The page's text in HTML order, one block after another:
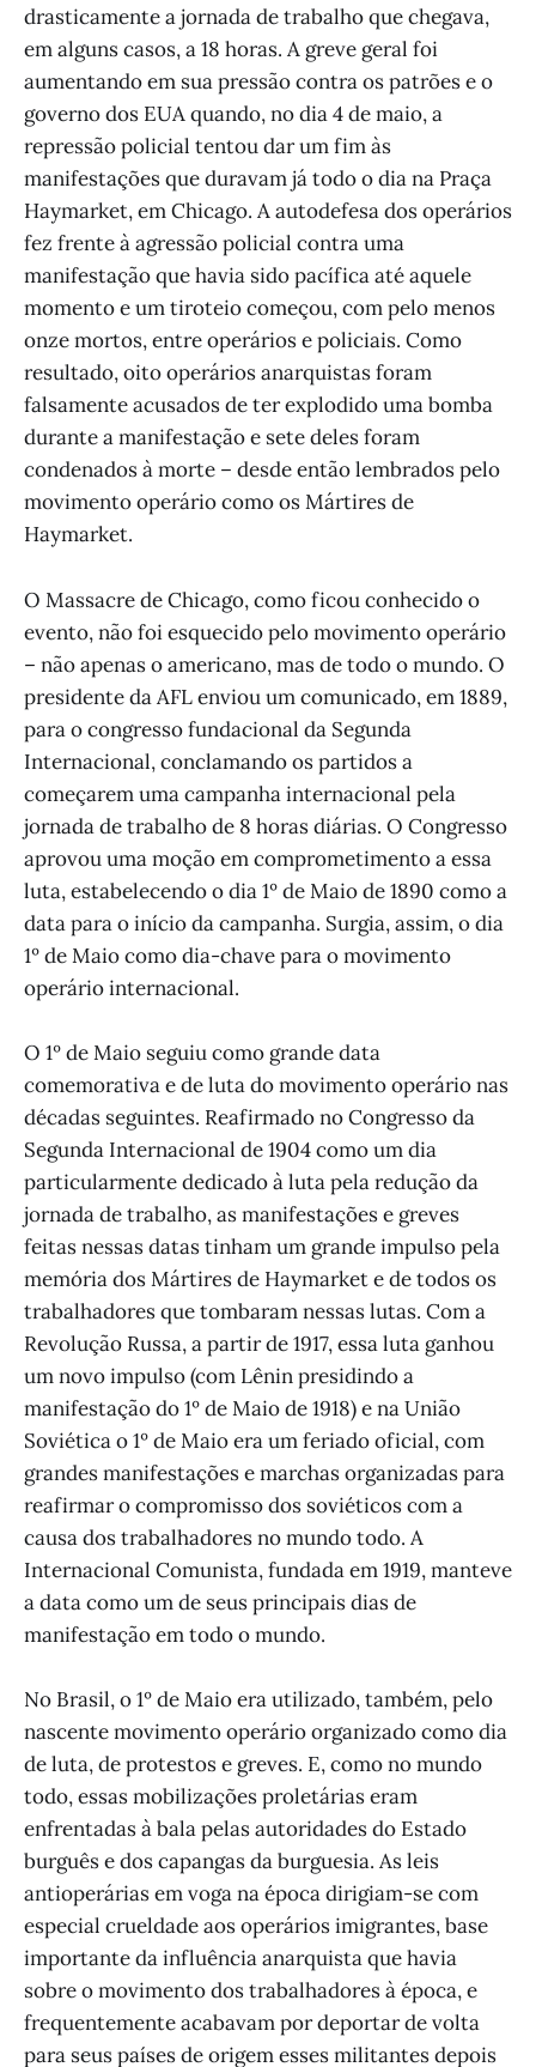
drasticamente a jornada de trabalho que chegava,
em alguns casos, a 18 horas. A greve geral foi
aumentando em sua pressão contra os patrões e o
governo dos EUA quando, no dia 4 de maio, a
repressão policial tentou dar um fim às
manifestações que duravam já todo o dia na Praça
Haymarket, em Chicago. A autodefesa dos operários
fez frente à agressão policial contra uma
manifestação que havia sido pacífica até aquele
momento e um tiroteio começou, com pelo menos
onze mortos, entre operários e policiais. Como
resultado, oito operários anarquistas foram
falsamente acusados de ter explodido uma bomba
durante a manifestação e sete deles foram
condenados à morte – desde então lembrados pelo
movimento operário como os Mártires de
Haymarket.
O Massacre de Chicago, como ficou conhecido o
evento, não foi esquecido pelo movimento operário
– não apenas o americano, mas de todo o mundo. O
presidente da AFL enviou um comunicado, em 1889,
para o congresso fundacional da Segunda
Internacional, conclamando os partidos a
começarem uma campanha internacional pela
jornada de trabalho de 8 horas diárias. O Congresso
aprovou uma moção em comprometimento a essa
luta, estabelecendo o dia 1º de Maio de 1890 como a
data para o início da campanha. Surgia, assim, o dia
1º de Maio como dia-chave para o movimento
operário internacional.
O 1º de Maio seguiu como grande data
comemorativa e de luta do movimento operário nas
décadas seguintes. Reafirmado no Congresso da
Segunda Internacional de 1904 como um dia
particularmente dedicado à luta pela redução da
jornada de trabalho, as manifestações e greves
feitas nessas datas tinham um grande impulso pela
memória dos Mártires de Haymarket e de todos os
trabalhadores que tombaram nessas lutas. Com a
Revolução Russa, a partir de 1917, essa luta ganhou
um novo impulso (com Lênin presidindo a
manifestação do 1º de Maio de 1918) e na União
Soviética o 1º de Maio era um feriado oficial, com
grandes manifestações e marchas organizadas para
reafirmar o compromisso dos soviéticos com a
causa dos trabalhadores no mundo todo. A
Internacional Comunista, fundada em 1919, manteve
a data como um de seus principais dias de
manifestação em todo o mundo.
No Brasil, o 1º de Maio era utilizado, também, pelo
nascente movimento operário organizado como dia
de luta, de protestos e greves. E, como no mundo
todo, essas mobilizações proletárias eram
enfrentadas à bala pelas autoridades do Estado
burguês e dos capangas da burguesia. As leis
antioperárias em voga na época dirigiam-se com
especial crueldade aos operários imigrantes, base
importante da influência anarquista que havia
sobre o movimento dos trabalhadores à época, e
frequentemente acabavam por deportar de volta
para seus países de origem esses militantes depois